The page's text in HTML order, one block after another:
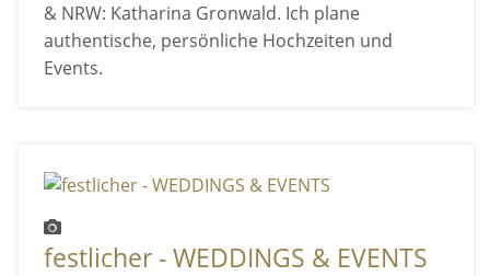
& NRW: Katharina Gronwald. Ich plane
authentische, persönliche Hochzeiten und
Events.
festlicher - WEDDINGS & EVENTS